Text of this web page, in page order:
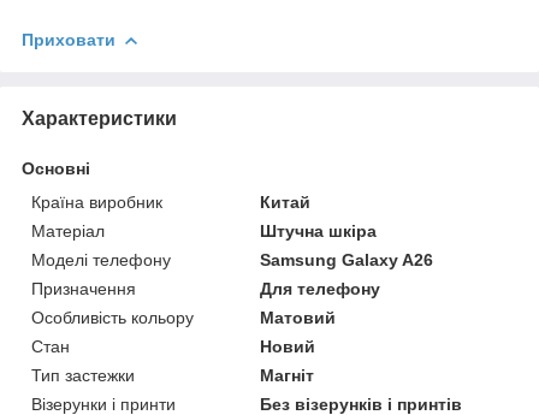
Приховати
Характеристики
Основні
Країна виробник
Китай
Матеріал
Штучна шкіра
Моделі телефону
Samsung Galaxy A26
Призначення
Для телефону
Особливість кольору
Матовий
Стан
Новий
Тип застежки
Магніт
Візерунки і принти
Без візерунків і принтів